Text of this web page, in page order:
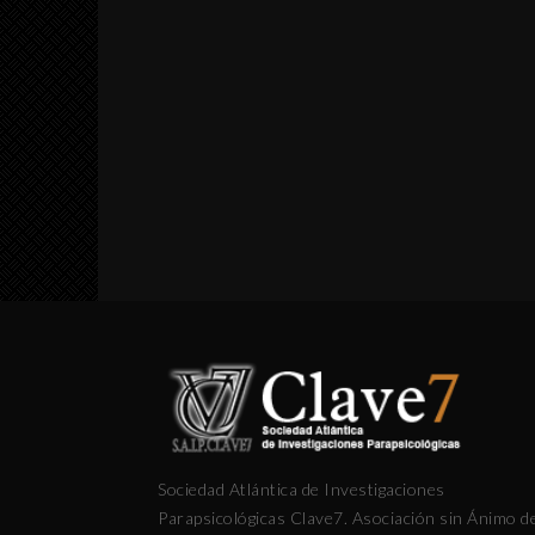
Sociedad Atlántica de Investigaciones
Parapsicológicas Clave7. Asociación sin Ánimo